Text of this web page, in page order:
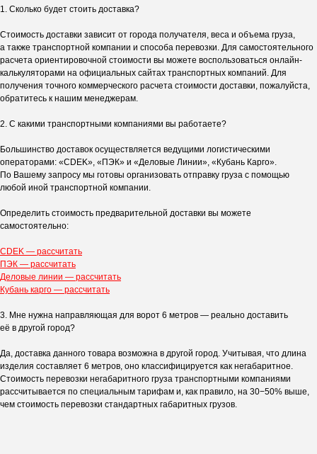
1. Сколько будет стоить доставка?
Стоимость доставки зависит от города получателя, веса и объема груза,
а также транспортной компании и способа перевозки. Для самостоятельного
расчета ориентировочной стоимости вы можете воспользоваться онлайн-
калькуляторами на официальных сайтах транспортных компаний. Для
получения точного коммерческого расчета стоимости доставки, пожалуйста,
обратитесь к нашим менеджерам.
2. С какими транспортными компаниями вы работаете?
Большинство доставок осуществляется ведущими логистическими
операторами: «CDEK», «ПЭК» и «Деловые Линии», «Кубань Карго».
По Вашему запросу мы готовы организовать отправку груза с помощью
любой иной транспортной компании.
Определить стоимость предварительной доставки вы можете
самостоятельно:
CDEK — рассчитать
ПЭК — рассчитать
Деловые линии — рассчитать
Кубань карго — рассчитать
3. Мне нужна направляющая для ворот 6 метров — реально доставить
её в другой город?
Да, доставка данного товара возможна в другой город. Учитывая, что длина
изделия составляет 6 метров, оно классифицируется как негабаритное.
Стоимость перевозки негабаритного груза транспортными компаниями
рассчитывается по специальным тарифам и, как правило, на 30−50% выше,
чем стоимость перевозки стандартных габаритных грузов.